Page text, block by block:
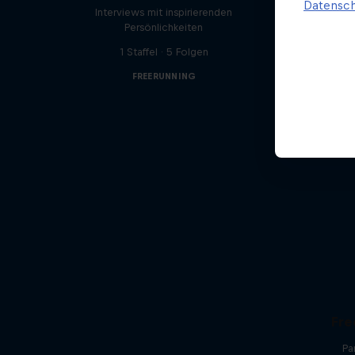
Interviews mit inspirierenden
Persönlichkeiten
1 Staffel · 5 Folgen
FREERUNNING